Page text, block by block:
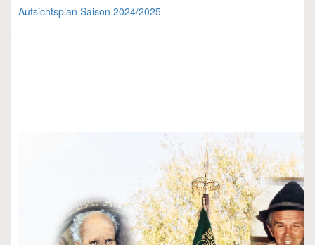
Aufsichtsplan Saison 2024/2025